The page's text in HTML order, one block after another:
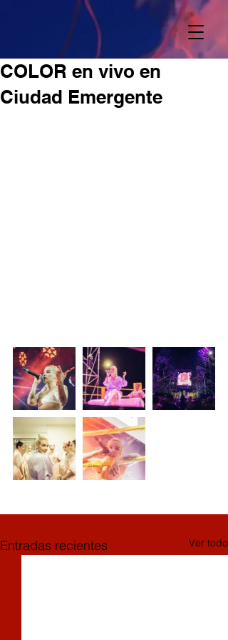
COLOR en vivo en
Ciudad Emergente
Entradas recientes Ver todo